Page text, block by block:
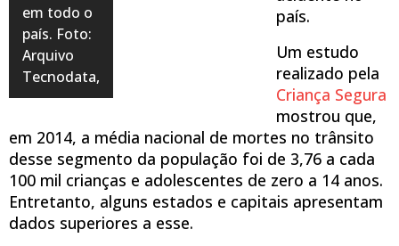
em todo o
país. Foto:
Arquivo
Tecnodata,
país.
Um estudo
realizado pela
Criança Segura
mostrou que,
em 2014, a média nacional de mortes no trânsito
desse segmento da população foi de 3,76 a cada
100 mil crianças e adolescentes de zero a 14 anos.
Entretanto, alguns estados e capitais apresentam
dados superiores a esse.